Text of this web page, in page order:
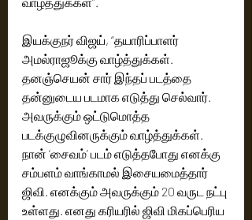
இயக்குநர் விஜய், “தயாரிப்பாளர்
அமல்ராஜூக்கு வாழ்த்துக்கள்.
தனஞ்செயன் சார் இந்தப் படத்தை
தன்னுடைய படமாக எடுத்து செல்வார்.
அவருக்கும் ஒட்டுமொத்த
படக்குழுவினருக்கும் வாழ்த்துக்கள்.
நான் ‘சைவம்’ படம் எடுத்தபோது எனக்கு
சம்பளம் வாங்காமல் இசையமைத்தார்
ஜிவி. எனக்கும் அவருக்கும் 20 வருட நட்பு
உள்ளது. எனது கரியரில் ஜிவி மிகப்பெரிய